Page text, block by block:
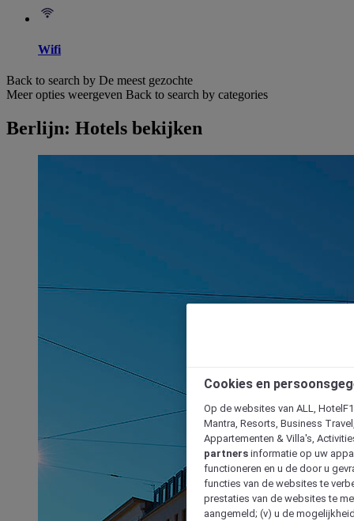
Wifi
Back to search by De meest gezochte
Meer opties weergeven Back to search by categories
Berlijn: Hotels bekijken
Cookies en
Op de websites van ALL,
Mantra, Resorts, Business
Appartementen & Villa's,
partners informatie op uw
functioneren en u de door u
functies van de websites te
prestaties van de websites te
aangemeld; (v) u de